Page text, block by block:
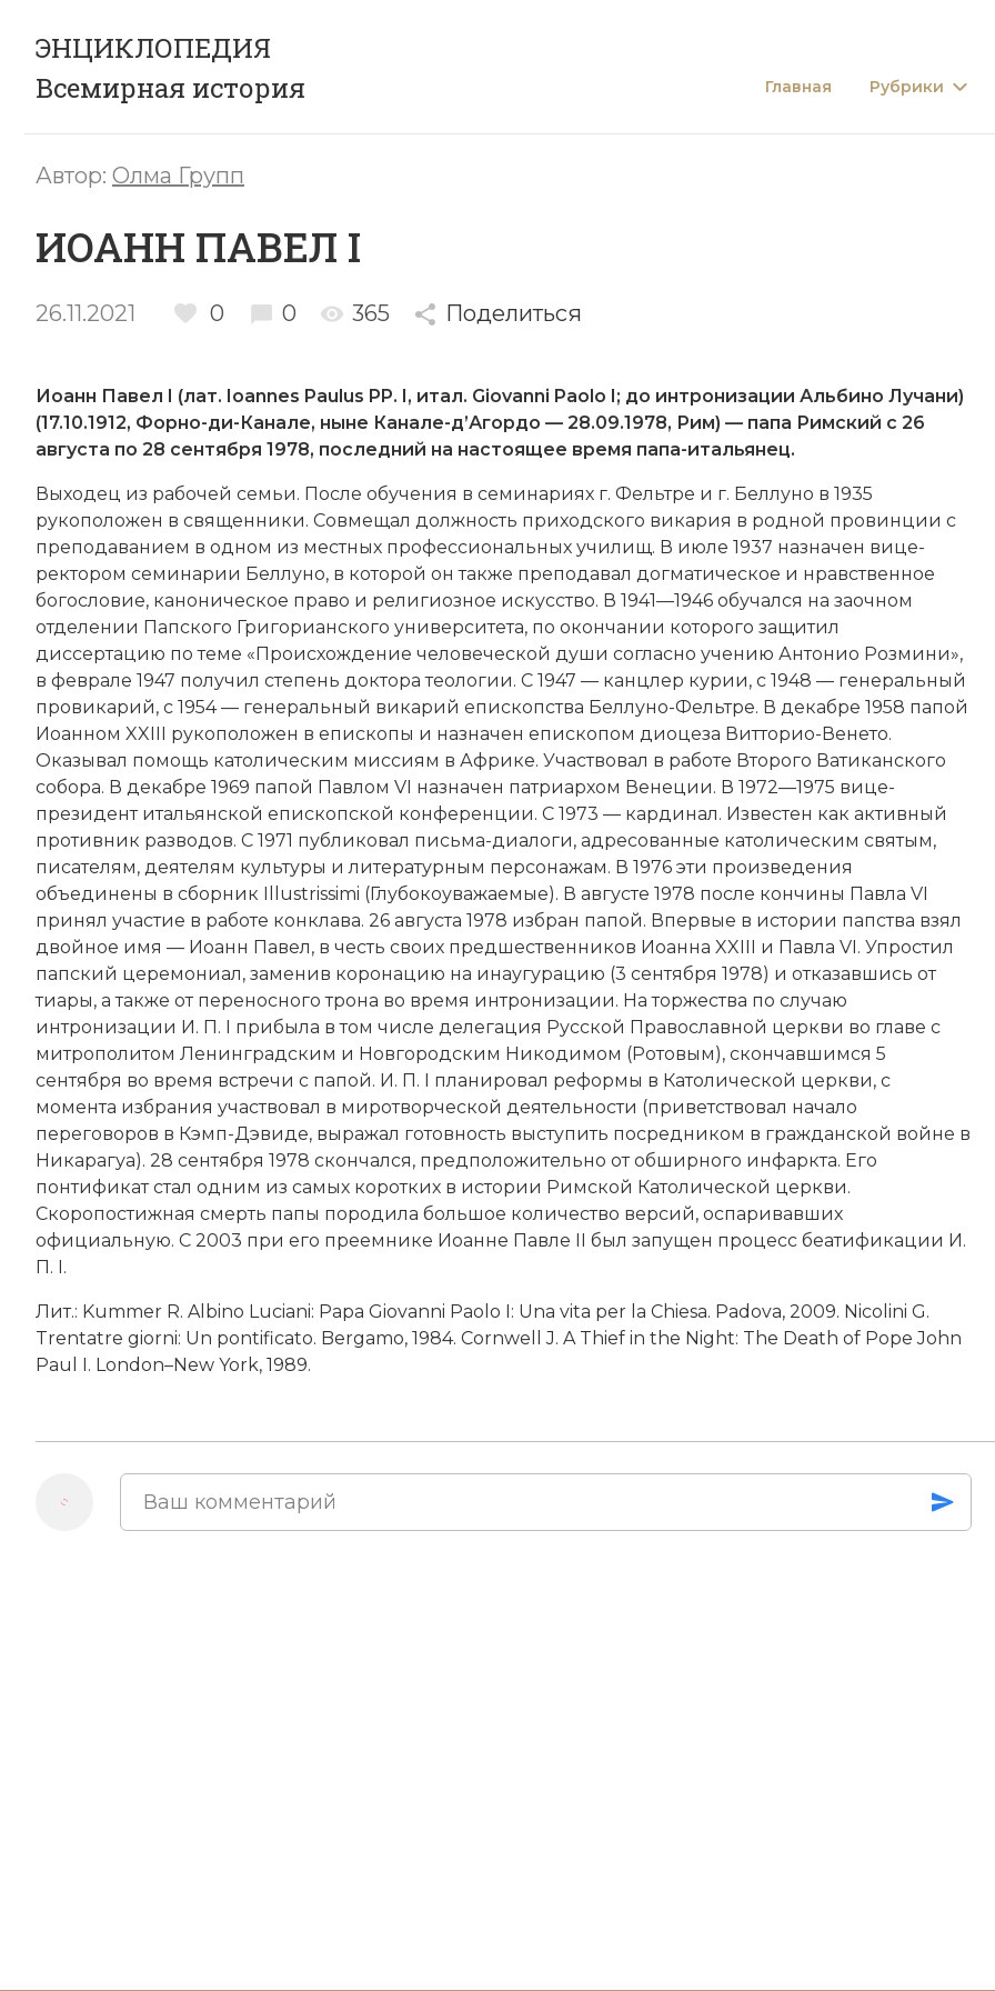
ЭНЦИКЛОПЕДИЯ
Всемирная история
Главная Рубрики
Автор: Олма Групп
ИОАНН ПАВЕЛ I
26.11.2021 0 0 365 Поделиться
Иоанн Павел I (лат. Ioannes Paulus PP. I, итал. Giovanni Paolo I; до интронизации Альбино Лучани)
(17.10.1912, Форно-ди-Канале, ныне Канале-д’Агордо — 28.09.1978, Рим) — папа Римский с 26
августа по 28 сентября 1978, последний на настоящее время папа-итальянец.
Выходец из рабочей семьи. После обучения в семинариях г. Фельтре и г. Беллуно в 1935
рукоположен в священники. Совмещал должность приходского викария в родной провинции с
преподаванием в одном из местных профессиональных училищ. В июле 1937 назначен вице-
ректором семинарии Беллуно, в которой он также преподавал догматическое и нравственное
богословие, каноническое право и религиозное искусство. В 1941—1946 обучался на заочном
отделении Папского Григорианского университета, по окончании которого защитил
диссертацию по теме «Происхождение человеческой души согласно учению Антонио Розмини»,
в феврале 1947 получил степень доктора теологии. С 1947 — канцлер курии, с 1948 — генеральный
провикарий, с 1954 — генеральный викарий епископства Беллуно-Фельтре. В декабре 1958 папой
Иоанном XXIII рукоположен в епископы и назначен епископом диоцеза Витторио-Венето.
Оказывал помощь католическим миссиям в Африке. Участвовал в работе Второго Ватиканского
собора. В декабре 1969 папой Павлом VI назначен патриархом Венеции. В 1972—1975 вице-
президент итальянской епископской конференции. С 1973 — кардинал. Известен как активный
противник разводов. С 1971 публиковал письма-диалоги, адресованные католическим святым,
писателям, деятелям культуры и литературным персонажам. В 1976 эти произведения
объединены в сборник Illustrissimi (Глубокоуважаемые). В августе 1978 после кончины Павла VI
принял участие в работе конклава. 26 августа 1978 избран папой. Впервые в истории папства взял
двойное имя — Иоанн Павел, в честь своих предшественников Иоанна XXIII и Павла VI. Упростил
папский церемониал, заменив коронацию на инаугурацию (3 сентября 1978) и отказавшись от
тиары, а также от переносного трона во время интронизации. На торжества по случаю
интронизации И. П. I прибыла в том числе делегация Русской Православной церкви во главе с
митрополитом Ленинградским и Новгородским Никодимом (Ротовым), скончавшимся 5
сентября во время встречи с папой. И. П. I планировал реформы в Католической церкви, с
момента избрания участвовал в миротворческой деятельности (приветствовал начало
переговоров в Кэмп-Дэвиде, выражал готовность выступить посредником в гражданской войне в
Никарагуа). 28 сентября 1978 скончался, предположительно от обширного инфаркта. Его
понтификат стал одним из самых коротких в истории Римской Католической церкви.
Скоропостижная смерть папы породила большое количество версий, оспаривавших
официальную. С 2003 при его преемнике Иоанне Павле II был запущен процесс беатификации И.
П. I.
Лит.: Kummer R. Albino Luciani: Papa Giovanni Paolo I: Una vita per la Chiesa. Padova, 2009. Nicolini G.
Trentatre giorni: Un pontificato. Bergamo, 1984. Cornwell J. A Thief in the Night: The Death of Pope John
Paul I. London–Nеw York, 1989.